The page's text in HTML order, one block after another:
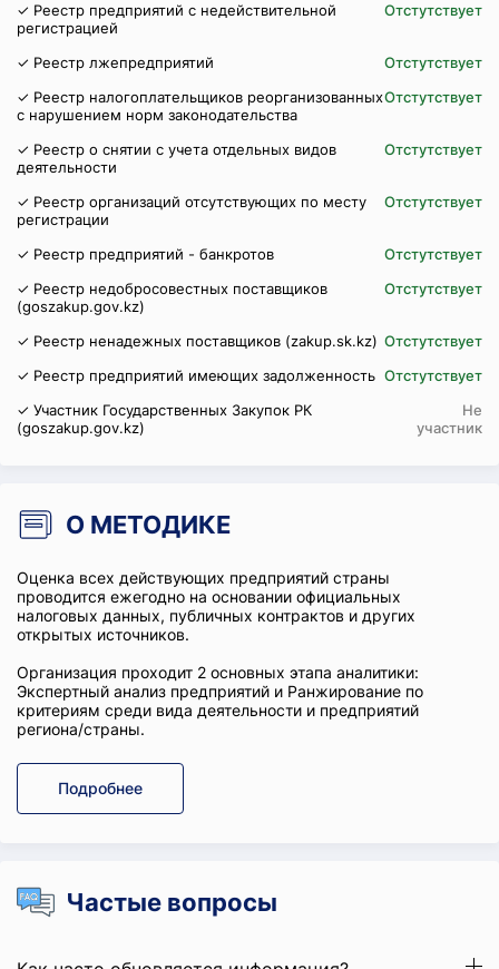
✓ Реестр предприятий с недействительной
регистрацией
Отстутствует
✓ Реестр лжепредприятий
Отстутствует
✓ Реестр налогоплательщиков реорганизованных
с нарушением норм законодательства
Отстутствует
✓ Реестр о снятии с учета отдельных видов
деятельности
Отстутствует
✓ Реестр организаций отсутствующих по месту
регистрации
Отстутствует
✓ Реестр предприятий - банкротов
Отстутствует
✓ Реестр недобросовестных поставщиков
(goszakup.gov.kz)
Отстутствует
✓ Реестр ненадежных поставщиков (zakup.sk.kz) Отстутствует
✓ Реестр предприятий имеющих задолженность Отстутствует
✓ Участник Государственных Закупок РК
(goszakup.gov.kz)
Не
участник
О МЕТОДИКЕ
Оценка всех действующих предприятий страны
проводится ежегодно на основании официальных
налоговых данных, публичных контрактов и других
открытых источников.
Организация проходит 2 основных этапа аналитики:
Экспертный анализ предприятий и Ранжирование по
критериям среди вида деятельности и предприятий
региона/страны.
Подробнее
Частые вопросы